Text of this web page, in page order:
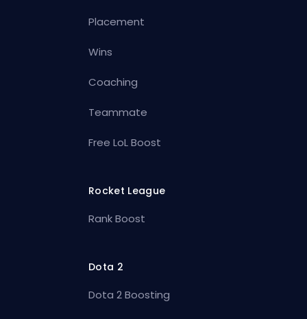
Placement
Wins
Coaching
Teammate
Free LoL Boost
Rocket League
Rank Boost
Dota 2
Dota 2 Boosting